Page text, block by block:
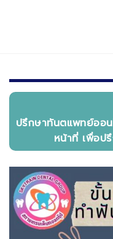
ปรึกษาทันตแพทย์ออ
หน้าที่ เพื่อป